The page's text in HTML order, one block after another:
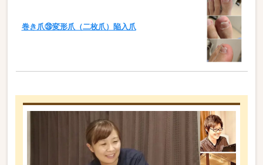
巻き爪㉘変形爪（二枚爪）陥入爪